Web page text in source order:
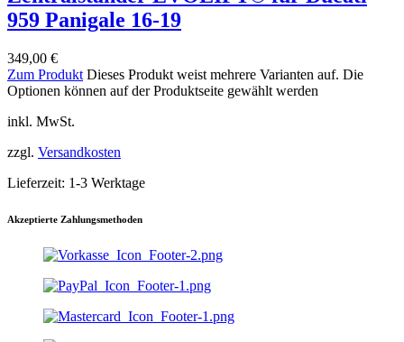
959 Panigale 16-19
349,00 €
Zum Produkt Dieses Produkt weist mehrere Varianten auf. Die
Optionen können auf der Produktseite gewählt werden
inkl. MwSt.
zzgl. Versandkosten
Lieferzeit: 1-3 Werktage
Akzeptierte Zahlungsmethoden